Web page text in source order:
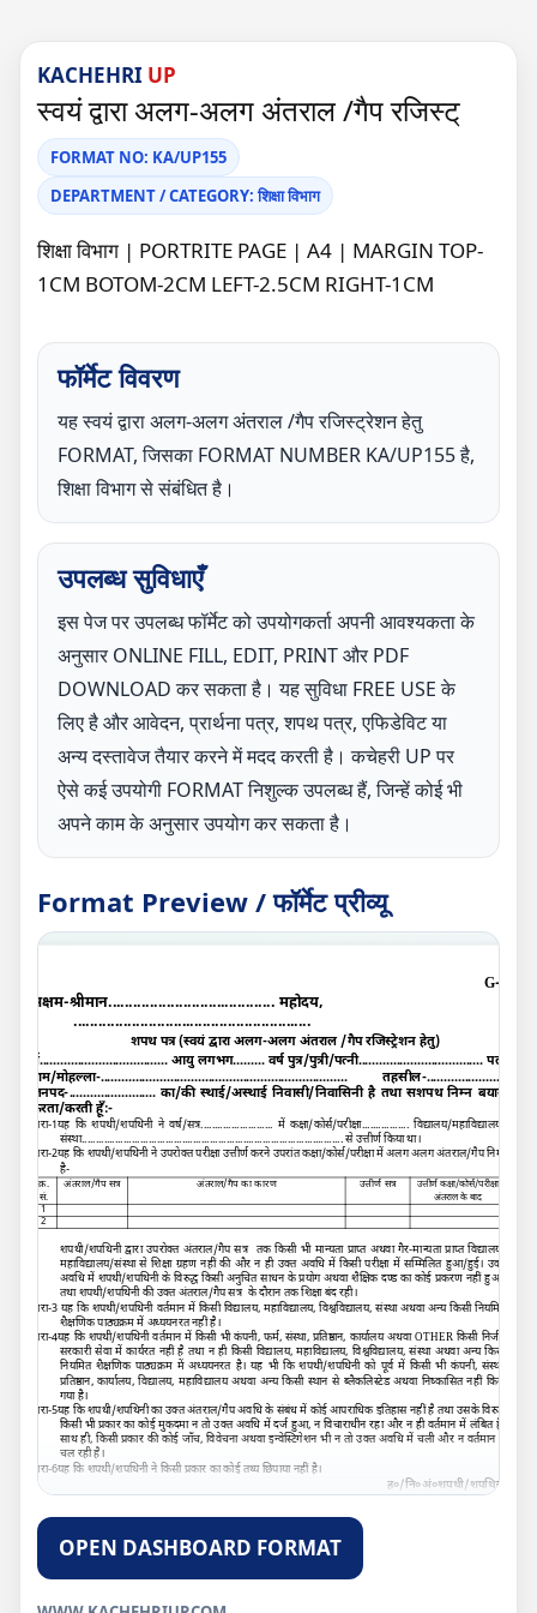
KACHEHRI UP
स्वयं द्वारा अलग-अलग अंतराल /गैप रजिस्ट्
FORMAT NO: KA/UP155
DEPARTMENT / CATEGORY: शिक्षा विभाग
शिक्षा विभाग | PORTRITE PAGE | A4 | MARGIN TOP-
1CM BOTOM-2CM LEFT-2.5CM RIGHT-1CM
फॉर्मेट विवरण
यह स्वयं द्वारा अलग-अलग अंतराल /गैप रजिस्ट्रेशन हेतु
FORMAT, जिसका FORMAT NUMBER KA/UP155 है,
शिक्षा विभाग से संबंधित है।
उपलब्ध सुविधाएँ
इस पेज पर उपलब्ध फॉर्मेट को उपयोगकर्ता अपनी आवश्यकता के
अनुसार ONLINE FILL, EDIT, PRINT और PDF
DOWNLOAD कर सकता है। यह सुविधा FREE USE के
लिए है और आवेदन, प्रार्थना पत्र, शपथ पत्र, एफिडेविट या
अन्य दस्तावेज तैयार करने में मदद करती है। कचेहरी UP पर
ऐसे कई उपयोगी FORMAT निशुल्क उपलब्ध हैं, जिन्हें कोई भी
अपने काम के अनुसार उपयोग कर सकता है।
Format Preview / फॉर्मेट प्रीव्यू
G-I
सक्षम-श्रीमान........................................ महोदय,
.........................................................
शपथ पत्र (स्वयं द्वारा अलग-अलग अंतराल /गैप रजिस्ट्रेशन हेतु)
मैं.....................................आयु लगभग.........वर्ष पुत्र/पुत्री/पत्नी.................................... पता
ग्राम/मोहल्ला-.......................................................................तहसील-.......................
जनपद-......................... का/की स्थाई/अस्थाई निवासी/निवासिनी है तथा सशपथ निम्न बयान
करता/करती हूँ:-
धारा-1यह कि शपथी/शपथिनी ने वर्ष/सत्र.......................... में कक्षा/कोर्स/परीक्षा................. विद्यालय/महाविद्यालय/
संस्था..............................................................................................से उत्तीर्ण किया था।
धारा-2यह कि शपथी/शपथिनी ने उपरोक्त परीक्षा उत्तीर्ण करने उपरांत कक्षा/कोर्स/परीक्षा में अलग अलगअंतराल/गैपनिम्न
है-
क्र.
सं.
अंतराल/गैप सत्र अंतराल/गैप का कारण उत्तीर्ण सत्र
उत्तीर्ण कक्षा/कोर्स/परीक्षा
अंतराल के बाद
1
2
शपथी/शपथिनी द्वारा उपरोक्त अंतराल/गैप सत्र तक किसी भी मान्यता प्राप्त अथवा गैर-मान्यता प्राप्त विद्यालय/
महाविद्यालय/संस्था से शिक्षा ग्रहण नहीं की और न ही उक्त अवधि में किसी परीक्षा में सम्मिलित हुआ/हुई। उक्त
अवधि में शपथी/शपथिनी के विरुद्ध किसी अनुचित साधन के प्रयोग अथवा शैक्षिक दण्ड का कोई प्रकरण नहीं हुआ।
तथा शपथी/शपथिनी की उक्त अंतराल/गैप सत्र के दौरान तक शिक्षा बंद रही।
धारा-3यह कि शपथी/शपथिनी वर्तमान में किसी विद्यालय, महाविद्यालय,विश्वविद्यालय,संस्था अथवा अन्य किसी नियमित
शैक्षणिक पाठ्यक्रम में अध्ययनरत नहीं है।
धारा-4यह कि शपथी/शपथिनी वर्तमान में किसी भी कंपनी, फर्म, संस्था, प्रतिष्ठान, कार्यालय अथवाOTHER किसी निजी/
सरकारी सेवा में कार्यरत नहीं है तथा न ही किसी विद्यालय,महाविद्यालय,विश्वविद्यालय,संस्था अथवा अन्य किसी
नियमित शैक्षणिक पाठ्यक्रम में अध्ययनरत है। यह भी कि शपथी/शपथिनी को पूर्व में किसी भी कंपनी,संस्था
प्रतिष्ठान,कार्यालय,विद्यालय, महाविद्यालय अथवा अन्य किसी स्थान से ब्लैकलिस्टेड अथवा निष्कासित नहीं किया
गया है।
धारा-5यह कि शपथी/शपथिनी का उक्त अंतराल/गैप अवधि के संबंध में कोई आपराधिक इतिहास नहीं है तथा उसके विरुद्ध
किसी भी प्रकार का कोई मुकदमा न तो उक्त अवधि में दर्ज हुआ,न विचाराधीन रहा और न ही वर्तमान में लंबित है।
साथ ही,किसी प्रकार की कोई जाँच,विवेचना अथवा इन्वेस्टिगेशन भी न तो उक्त अवधि में चली और न वर्तमान में
चल रही है।
धारा-6यह कि शपथी/शपथिनी ने किसी प्रकार का कोई तथ्य छिपाया नहीं है।
ह०/नि०अं०शपथी/शपथिनी
मैं शपथी/शपथिनी सत्यापित करता/करती हूँ कि इस शपथ-पत्र की धारा 1ता6 मेरे निजी ज्ञान से सही व सत्य हैं
जिसका सत्यापन कचेहरी/तहसील.........................................................में दिनांक-
ह०/नि०अं०शपथी/शपथिनी
OPEN DASHBOARD FORMAT